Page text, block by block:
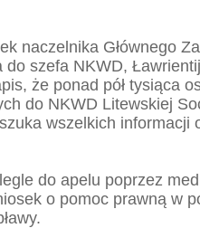
naczelnika Głównego
do szefa NKWD,
że ponad pół tysiąca
do NKWD Litewskiej
wszelkich informacji
do apelu poprzez
o pomoc prawną w